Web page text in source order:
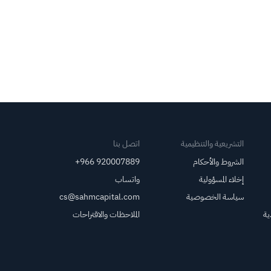
التشريعية والتنظيمية
الشروط والأحكام
إخلاء المسؤولية
سياسة الخصوصية
اتصل بنا
+966 920007889
واتساب
cs@sahmcapital.com
الملاحظات والاقتراحات